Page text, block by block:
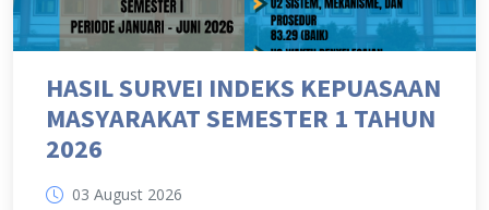
HASIL SURVEI INDEKS KEPUASAAN
MASYARAKAT SEMESTER 1 TAHUN
2026
03 August 2026